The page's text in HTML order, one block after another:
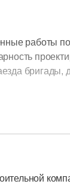
бригада
монтажа
ребята
сейчас
работы по
бригады,